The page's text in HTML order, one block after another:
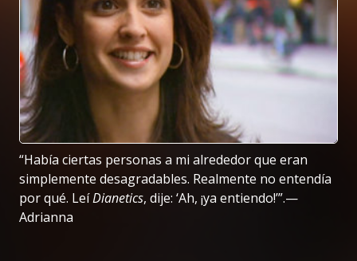
“Había ciertas personas a mi alrededor que eran
simplemente desagradables. Realmente no entendía
por qué. LeíDianetics, dije: ‘Ah, ¡ya entiendo!’”.—
Adrianna